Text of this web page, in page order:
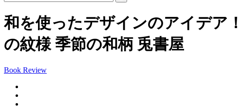
和を使ったデザインのアイデア
の紋様 季節の和柄 兎書屋
Book Review